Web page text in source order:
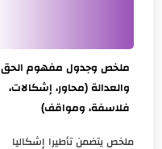
ملخص وجدول مفهوم الحق
والعدالة (محاور، إشكالات،
فلاسفة، ومواقف)
ملخص يتضمن تأطيرا إشكاليا